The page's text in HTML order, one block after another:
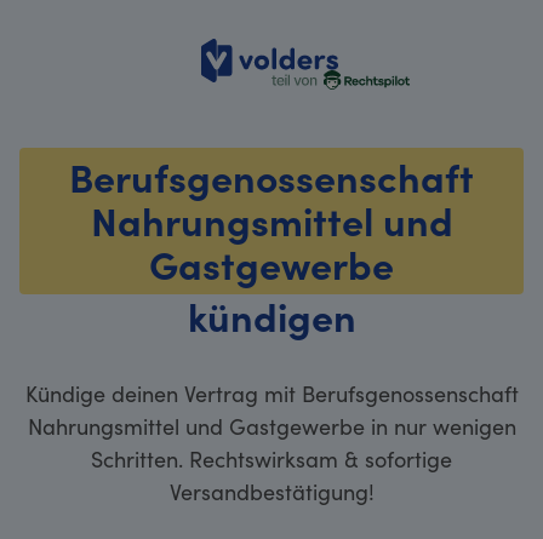
volders
Berufsgenossenschaft
Nahrungsmittel und
Gastgewerbe
kündigen
Kündige deinen Vertrag mit Berufsgenossenschaft
Nahrungsmittel und Gastgewerbe in nur wenigen
Schritten. Rechtswirksam & sofortige
Versandbestätigung!